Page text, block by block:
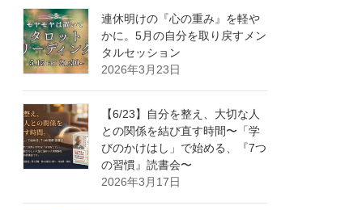
連休明けの『心の重み』を軽や
かに。5月の自分を取り戻すメン
タルセッション
2026年3月23日
【6/23】自分を整え、大切な人
との関係を結び直す時間〜「学
びのかけはし」で始める、『7つ
の習慣』読書会〜
2026年3月17日